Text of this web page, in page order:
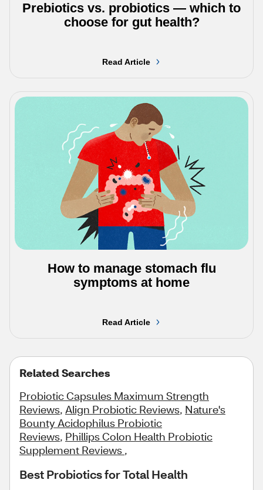
Prebiotics vs. probiotics — which to
choose for gut health?
Read Article
How to manage stomach flu
symptoms at home
Read Article
Related Searches
Probiotic Capsules Maximum Strength
Reviews, Align Probiotic Reviews, Nature's
Bounty Acidophilus Probiotic
Reviews, Phillips Colon Health Probiotic
Supplement Reviews ,
Best Probiotics for Total Health